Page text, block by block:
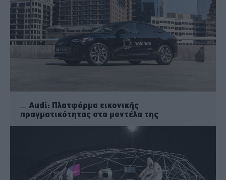
Audi: Πλατφόρμα εικονικής
πραγματικότητας στα μοντέλα της